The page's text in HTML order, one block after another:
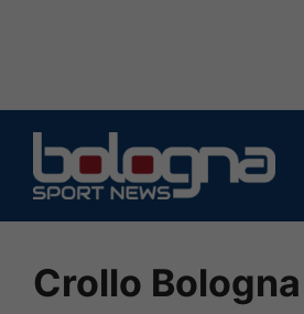
contenuto
Crollo